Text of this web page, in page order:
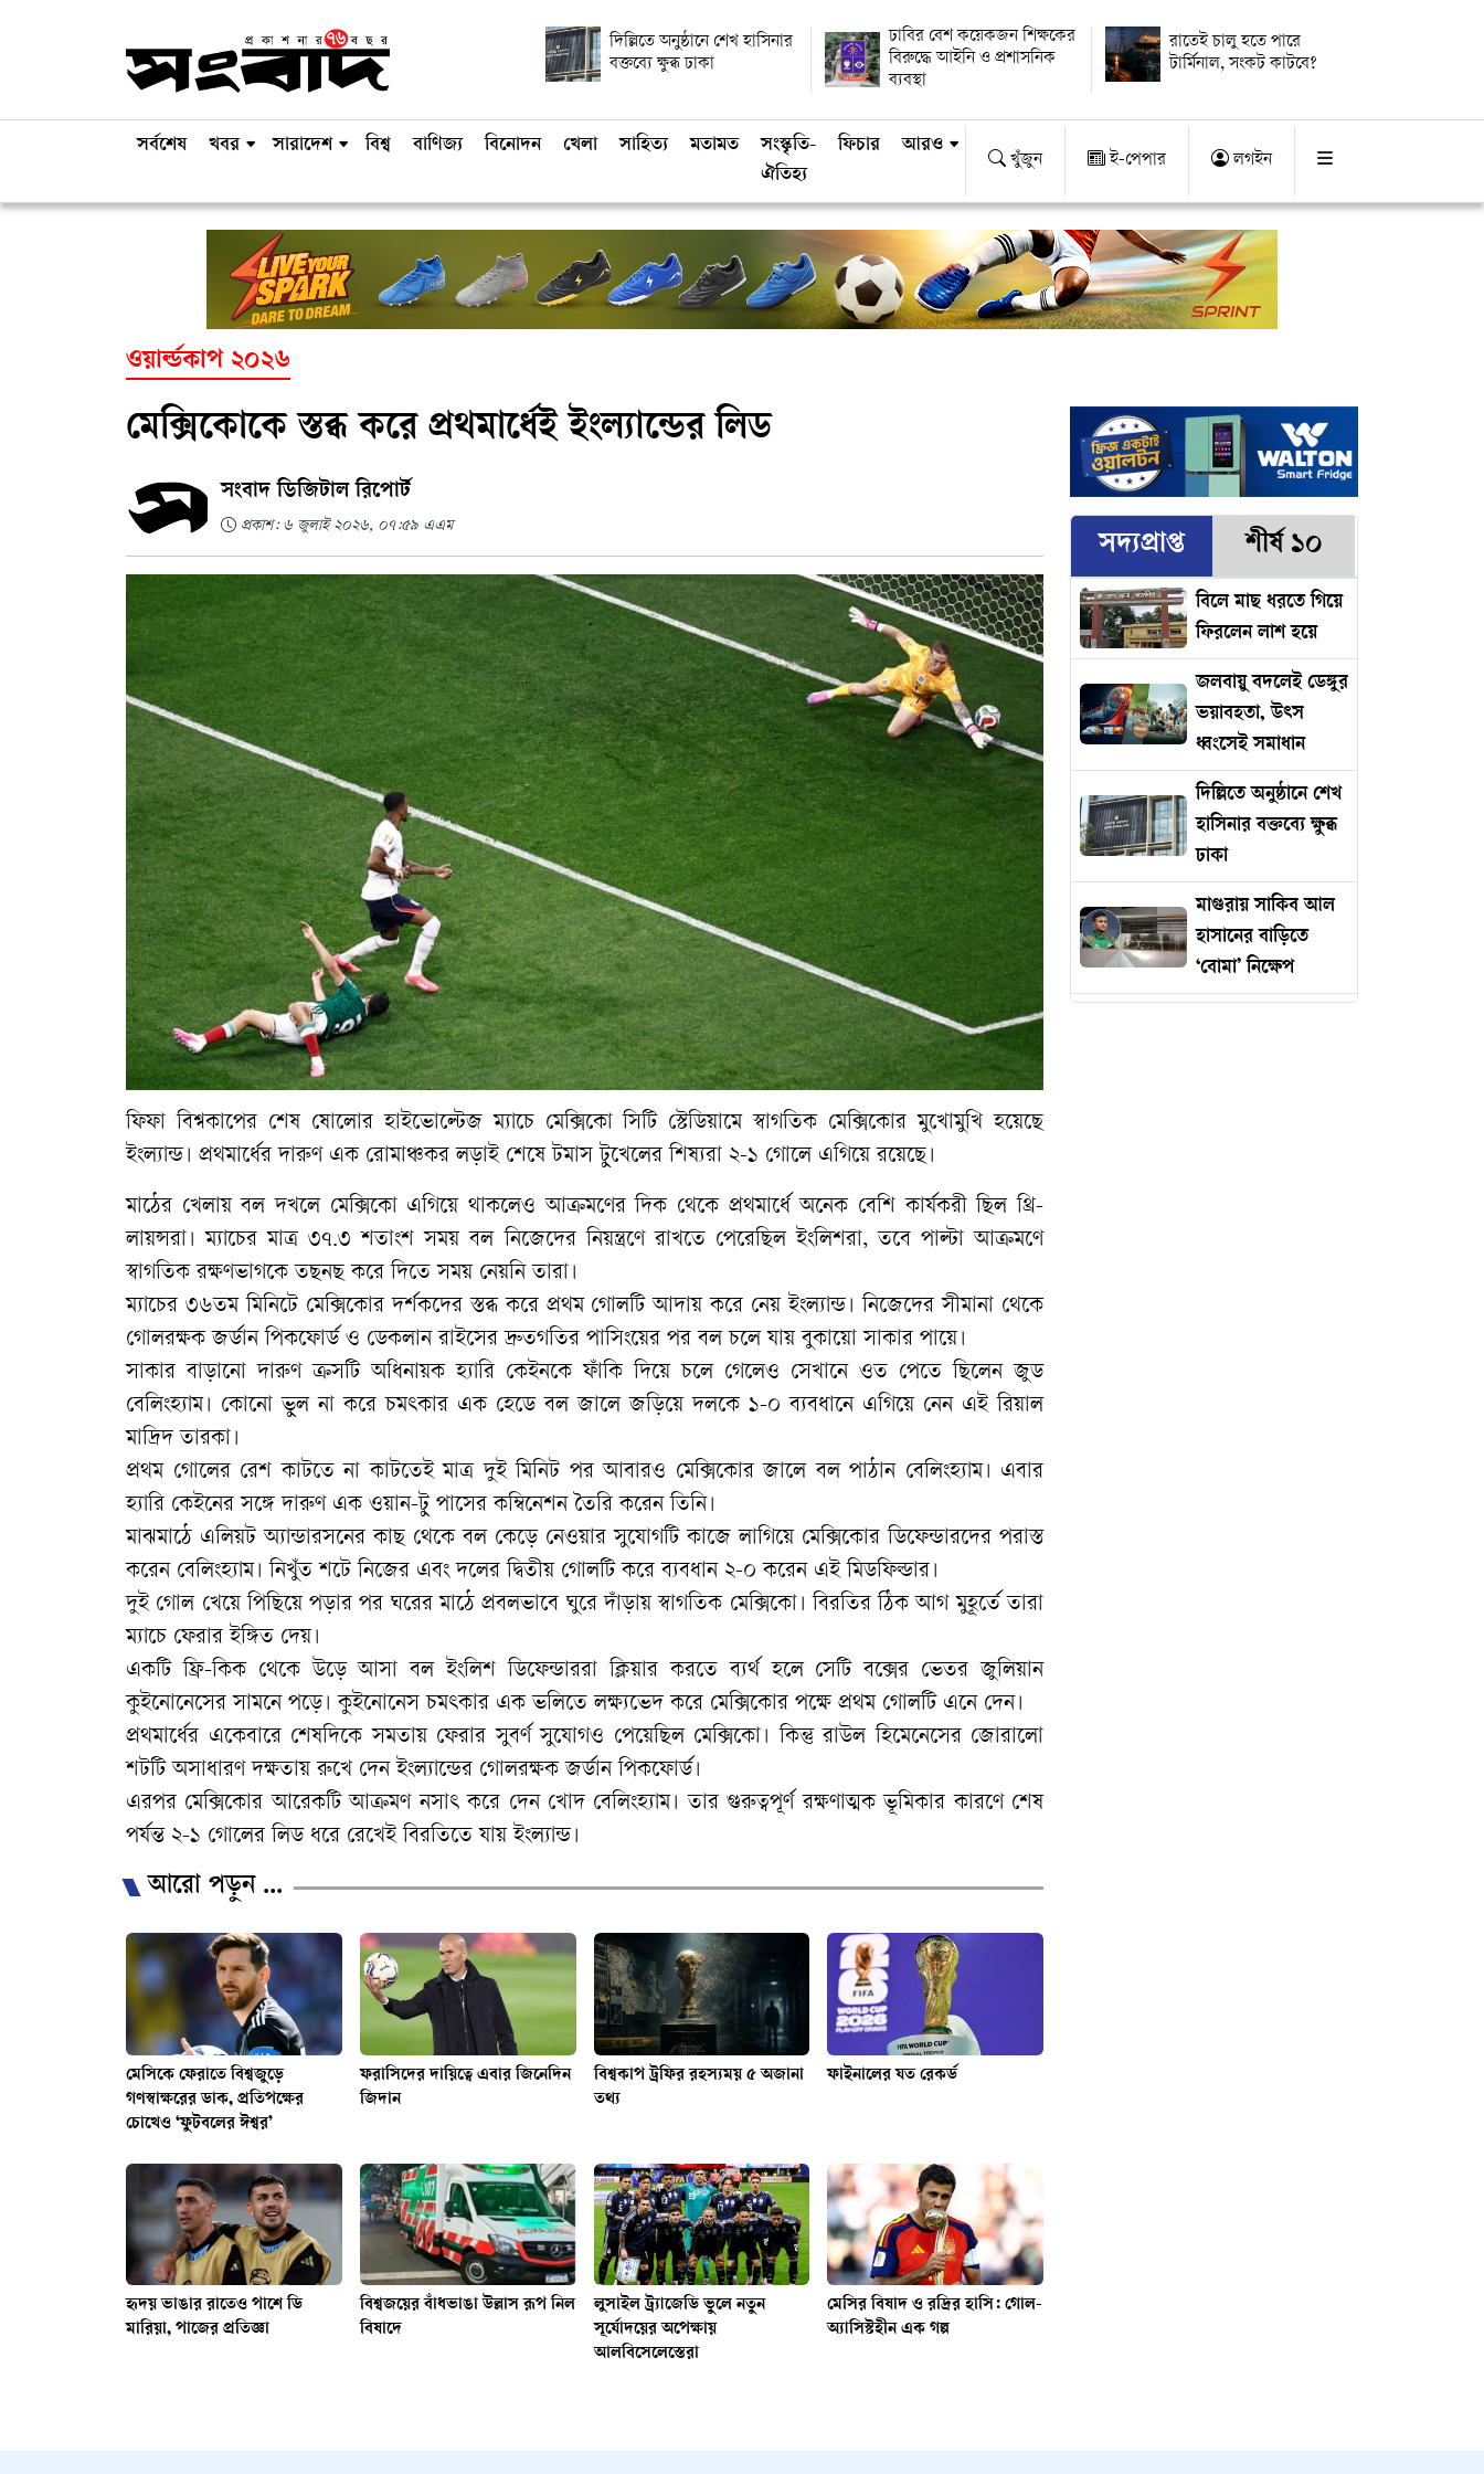
দিল্লিতে অনুষ্ঠানে শেখ হাসিনার
বক্তব্যে ক্ষুব্ধ ঢাকা
ঢাবির বেশ কয়েকজন শিক্ষকের
বিরুদ্ধে আইনি ও প্রশাসনিক
ব্যবস্থা
রাতেই চালু হতে পারে
টার্মিনাল, সংকট কাটবে?
সর্বশেষ খবর সারাদেশ বিশ্ব বাণিজ্য বিনোদন খেলা সাহিত্য মতামত
সংস্কৃতি-
ঐতিহ্য
ফিচার আরও
খুঁজুন ই-পেপার লগইন
ওয়ার্ল্ডকাপ ২০২৬
মেক্সিকোকে স্তব্ধ করে প্রথমার্ধেই ইংল্যান্ডের লিড
সংবাদ ডিজিটাল রিপোর্ট
প্রকাশ: ৬ জুলাই ২০২৬, ০৭:৫৯ এএম
​ফিফা বিশ্বকাপের শেষ ষোলোর হাইভোল্টেজ ম্যাচে মেক্সিকো সিটি স্টেডিয়ামে স্বাগতিক মেক্সিকোর মুখোমুখি হয়েছে
ইংল্যান্ড। প্রথমার্ধের দারুণ এক রোমাঞ্চকর লড়াই শেষে টমাস টুখেলের শিষ্যরা ২-১ গোলে এগিয়ে রয়েছে।
মাঠের খেলায় বল দখলে মেক্সিকো এগিয়ে থাকলেও আক্রমণের দিক থেকে প্রথমার্ধে অনেক বেশি কার্যকরী ছিল থ্রি-
লায়ন্সরা। ম্যাচের মাত্র ৩৭.৩ শতাংশ সময় বল নিজেদের নিয়ন্ত্রণে রাখতে পেরেছিল ইংলিশরা, তবে পাল্টা আক্রমণে
স্বাগতিক রক্ষণভাগকে তছনছ করে দিতে সময় নেয়নি তারা।
​ম্যাচের ৩৬তম মিনিটে মেক্সিকোর দর্শকদের স্তব্ধ করে প্রথম গোলটি আদায় করে নেয় ইংল্যান্ড। নিজেদের সীমানা থেকে
গোলরক্ষক জর্ডান পিকফোর্ড ও ডেকলান রাইসের দ্রুতগতির পাসিংয়ের পর বল চলে যায় বুকায়ো সাকার পায়ে।
সাকার বাড়ানো দারুণ ক্রসটি অধিনায়ক হ্যারি কেইনকে ফাঁকি দিয়ে চলে গেলেও সেখানে ওত পেতে ছিলেন জুড
বেলিংহ্যাম। কোনো ভুল না করে চমৎকার এক হেডে বল জালে জড়িয়ে দলকে ১-০ ব্যবধানে এগিয়ে নেন এই রিয়াল
মাদ্রিদ তারকা।
​প্রথম গোলের রেশ কাটতে না কাটতেই মাত্র দুই মিনিট পর আবারও মেক্সিকোর জালে বল পাঠান বেলিংহ্যাম। এবার
হ্যারি কেইনের সঙ্গে দারুণ এক ওয়ান-টু পাসের কম্বিনেশন তৈরি করেন তিনি।
মাঝমাঠে এলিয়ট অ্যান্ডারসনের কাছ থেকে বল কেড়ে নেওয়ার সুযোগটি কাজে লাগিয়ে মেক্সিকোর ডিফেন্ডারদের পরাস্ত
করেন বেলিংহ্যাম। নিখুঁত শটে নিজের এবং দলের দ্বিতীয় গোলটি করে ব্যবধান ২-০ করেন এই মিডফিল্ডার।
​দুই গোল খেয়ে পিছিয়ে পড়ার পর ঘরের মাঠে প্রবলভাবে ঘুরে দাঁড়ায় স্বাগতিক মেক্সিকো। বিরতির ঠিক আগ মুহূর্তে তারা
ম্যাচে ফেরার ইঙ্গিত দেয়।
একটি ফ্রি-কিক থেকে উড়ে আসা বল ইংলিশ ডিফেন্ডাররা ক্লিয়ার করতে ব্যর্থ হলে সেটি বক্সের ভেতর জুলিয়ান
কুইনোনেসের সামনে পড়ে। কুইনোনেস চমৎকার এক ভলিতে লক্ষ্যভেদ করে মেক্সিকোর পক্ষে প্রথম গোলটি এনে দেন।
​প্রথমার্ধের একেবারে শেষদিকে সমতায় ফেরার সুবর্ণ সুযোগও পেয়েছিল মেক্সিকো। কিন্তু রাউল হিমেনেসের জোরালো
শটটি অসাধারণ দক্ষতায় রুখে দেন ইংল্যান্ডের গোলরক্ষক জর্ডান পিকফোর্ড।
এরপর মেক্সিকোর আরেকটি আক্রমণ নসাৎ করে দেন খোদ বেলিংহ্যাম। তার গুরুত্বপূর্ণ রক্ষণাত্মক ভূমিকার কারণে শেষ
পর্যন্ত ২-১ গোলের লিড ধরে রেখেই বিরতিতে যায় ইংল্যান্ড।
আরো পড়ুন ...
মেসিকে ফেরাতে বিশ্বজুড়ে
গণস্বাক্ষরের ডাক, প্রতিপক্ষের
চোখেও ‘ফুটবলের ঈশ্বর’
ফরাসিদের দায়িত্বে এবার জিনেদিন
জিদান
বিশ্বকাপ ট্রফির রহস্যময় ৫ অজানা
তথ্য
ফাইনালের যত রেকর্ড
হৃদয় ভাঙার রাতেও পাশে ডি
মারিয়া, পাজের প্রতিজ্ঞা
বিশ্বজয়ের বাঁধভাঙা উল্লাস রূপ নিল
বিষাদে
লুসাইল ট্র্যাজেডি ভুলে নতুন
সূর্যোদয়ের অপেক্ষায়
আলবিসেলেস্তেরা
মেসির বিষাদ ও রদ্রির হাসি: গোল-
অ্যাসিস্টহীন এক গল্প
সদ্যপ্রাপ্ত শীর্ষ ১০
বিলে মাছ ধরতে গিয়ে
ফিরলেন লাশ হয়ে
জলবায়ু বদলেই ডেঙ্গুর
ভয়াবহতা, উৎস
ধ্বংসেই সমাধান
দিল্লিতে অনুষ্ঠানে শেখ
হাসিনার বক্তব্যে ক্ষুব্ধ
ঢাকা
মাগুরায় সাকিব আল
হাসানের বাড়িতে
‘বোমা’ নিক্ষেপ